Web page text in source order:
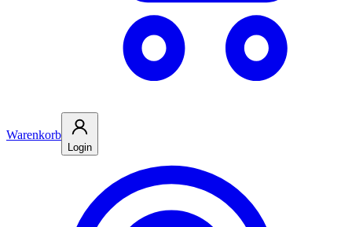
Warenkorb
Login